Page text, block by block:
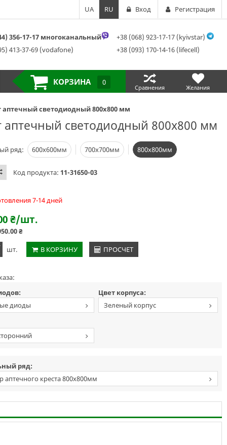
аптечный светодиодный 800х800 мм
аптечный светодиодный 800х800 мм
ряд: 600х600мм 700х700мм 800х800мм
Код продукта: 11-31650-03
7-14 дней
₴/шт.
₴
шт. В КОРЗИНУ ПРОСЧЕТ
диоды
Цвет корпуса:
Зеленый корпус
ряд:
аптечного креста 800х800мм
UA RU Вход Регистрация
356-17-17 многоканальный
413-37-69 (vodafone)
+38 (068) 923-17-17 (kyivstar)
+38 (093) 170-14-16 (lifecell)
КОРЗИНА 0
Сравнения Желания